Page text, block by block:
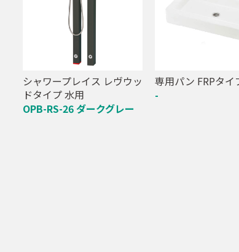
シャワープレイス レヴウッ
ドタイプ 水用
OPB-RS-26 ダークグレー
専用パン FRPタイ
-